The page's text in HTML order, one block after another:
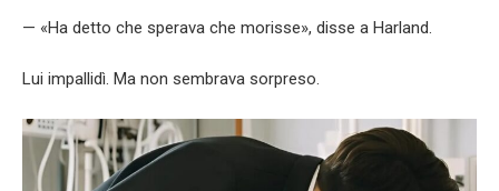
— «Ha detto che sperava che morisse», disse a Harland.
Lui impallidì. Ma non sembrava sorpreso.